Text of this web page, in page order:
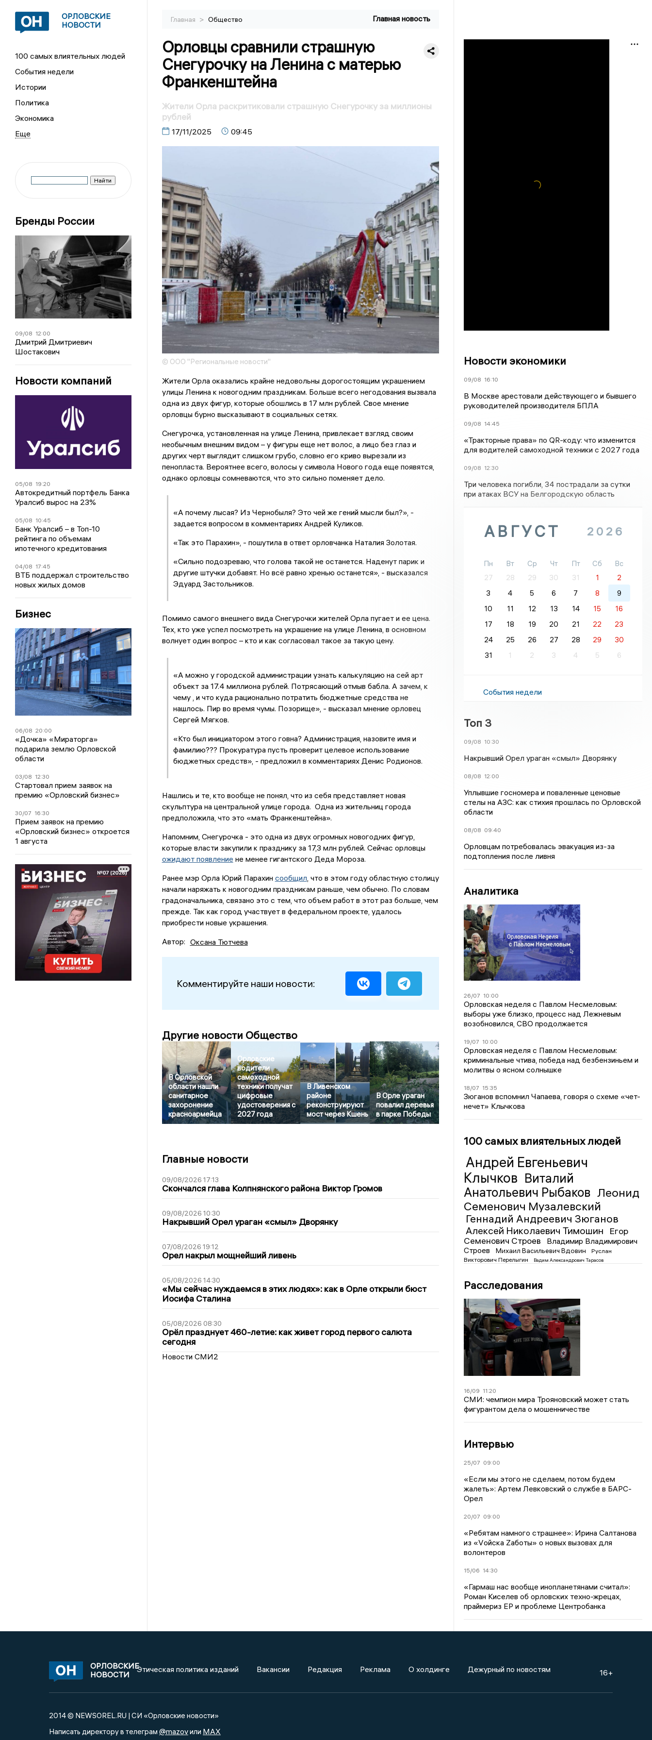
ОРЛОВСКИЕ
НОВОСТИ
100 самых влиятельных людей
События недели
Истории
Политика
Экономика
Бренды России
09/08 12:00
Дмитрий Дмитриевич
Шостакович
Новости компаний
05/08 19:20
Автокредитный портфель Банка
Уралсиб вырос на 23%
05/08 10:45
Банк Уралсиб – в Топ-10
рейтинга по объемам
ипотечного кредитования
04/08 17:45
ВТБ поддержал строительство
новых жилых домов
Бизнес
06/08 20:00
«Дочка» «Мираторга»
подарила землю Орловской
области
03/08 12:30
Стартовал прием заявок на
премию «Орловский бизнес»
30/07 16:30
Прием заявок на премию
«Орловский бизнес» откроется
1 августа
Главная > Общество Главная новость
Орловцы сравнили страшную
Снегурочку на Ленина с матерью
Франкенштейна
Жители Орла раскритиковали страшную Снегурочку за миллионы
рублей
17/11/2025 09:45
© ООО "Региональные новости"
Жители Орла оказались крайне недовольны дорогостоящим украшением
улицы Ленина к новогодним праздникам. Больше всего негодования вызвала
одна из двух фигур, которые обошлись в 17 млн рублей. Свое мнение
орловцы бурно высказывают в социальных сетях.
Снегурочка, установленная на улице Ленина, привлекает взгляд своим
необычным внешним видом – у фигуры еще нет волос, а лицо без глаз и
других черт выглядит слишком грубо, словно его криво вырезали из
пенопласта. Вероятнее всего, волосы у символа Нового года еще появятся,
однако орловцы сомневаются, что это сильно поменяет дело.
«А почему лысая? Из Чернобыля? Это чей же гений мысли был?», -
задается вопросом в комментариях Андрей Куликов.
«Так это Парахин», - пошутила в ответ орловчанка Наталия Золотая.
«Сильно подозреваю, что голова такой не останется. Наденут парик и
другие штучки добавят. Но всё равно хренью останется», - высказался
Эдуард Застольников.
Помимо самого внешнего вида Снегурочки жителей Орла пугает и ее цена.
Тех, кто уже успел посмотреть на украшение на улице Ленина, в основном
волнует один вопрос – кто и как согласовал такое за такую цену.
«А можно у городской администрации узнать калькуляцию на сей арт
объект за 17.4 миллиона рублей. Потрясающий отмыв бабла. А зачем, к
чему , и что куда рационально потратить бюджетные средства не
нашлось. Пир во время чумы. Позорище», - высказал мнение орловец
Сергей Мягков.
«Кто был инициатором этого говна? Администрация, назовите имя и
фамилию??? Прокуратура пусть проверит целевое использование
бюджетных средств», - предложил в комментариях Денис Родионов.
Нашлись и те, кто вообще не понял, что из себя представляет новая
скульптура на центральной улице города. Одна из жительниц города
предположила, что это «мать Франкенштейна».
Напомним, Снегурочка - это одна из двух огромных новогодних фигур,
которые власти закупили к празднику за 17,3 млн рублей. Сейчас орловцы
ожидают появление не менее гигантского Деда Мороза.
Ранее мэр Орла Юрий Парахин сообщил, что в этом году областную столицу
начали наряжать к новогодним праздникам раньше, чем обычно. По словам
градоначальника, связано это с тем, что объем работ в этот раз больше, чем
прежде. Так как город участвует в федеральном проекте, удалось
приобрести новые украшения.
Автор: Оксана Тютчева
Комментируйте наши новости:
Другие новости Общество
В Орловской
области нашли
санитарное
захоронение
красноармейца
Орловские
водители
самоходной
техники получат
цифровые
удостоверения с
2027 года
В Ливенском
районе
реконструируют
мост через Кшень
В Орле ураган
повалил деревья
в парке Победы
Главные новости
09/08/2026 17:13
Скончался глава Колпнянского района Виктор Громов
09/08/2026 10:30
Накрывший Орел ураган «смыл» Дворянку
07/08/2026 19:12
Орел накрыл мощнейший ливень
05/08/2026 14:30
«Мы сейчас нуждаемся в этих людях»: как в Орле открыли бюст
Иосифа Сталина
05/08/2026 08:30
Орёл празднует 460-летие: как живет город первого салюта
сегодня
Новости СМИ2
Новости экономики
09/08 16:10
В Москве арестовали действующего и бывшего
руководителей производителя БПЛА
09/08 14:45
«Тракторные права» по QR-коду: что изменится
для водителей самоходной техники с 2027 года
09/08 12:30
Три человека погибли, 34 пострадали за сутки
при атаках ВСУ на Белгородскую область
АВГУСТ 2026
Пн Вт Ср Чт Пт Сб
Вс
27
28 29 30 31 1
2
3
4 5 6 7 8
9
10
11 12 13 14 15
16
17
18 19 20 21 22
23
24
25 26 27 28 29
30
31
1 2 3 4 5 6
События недели
Топ 3
09/08 10:30
Накрывший Орел ураган «смыл» Дворянку
08/08 12:00
Уплывшие госномера и поваленные ценовые
стелы на АЗС: как стихия прошлась по Орловской
области
08/08 09:40
Орловцам потребовалась эвакуация из-за
подтопления после ливня
Аналитика
26/07 10:00
Орловская неделя с Павлом Несмеловым:
выборы уже близко, процесс над Лежневым
возобновился, СВО продолжается
19/07 10:00
Орловская неделя с Павлом Несмеловым:
криминальные чтива, победа над безбензиньем и
молитвы о ясном солнышке
18/07 15:35
Зюганов вспомнил Чапаева, говоря о схеме «чет-
нечет» Клычкова
100 самых влиятельных людей
Андрей Евгеньевич
Клычков Виталий
Анатольевич Рыбаков Леонид
Семенович Музалевский
Геннадий Андреевич Зюганов
Алексей Николаевич Тимошин
Егор
Семенович Строев
Владимир Владимирович
Строев
Михаил Васильевич Вдовин
Руслан
Викторович Перелыгин
Вадим Александрович Тарасов
Расследования
16/09 11:20
СМИ: чемпион мира Трояновский может стать
фигурантом дела о мошенничестве
Интервью
25/07 09:00
«Если мы этого не сделаем, потом будем
жалеть»: Артем Левковский о службе в БАРС-
Орел
20/07 09:00
«Ребятам намного страшнее»: Ирина Салтанова
из «Vойска Zаботы» о новых вызовах для
волонтеров
15/06 14:30
«Гармаш нас вообще инопланетянами считал»:
Роман Киселев об орловских техно-жрецах,
праймериз ЕР и проблеме Центробанка
ОРЛОВСКИЕ
НОВОСТИ
Этическая политика изданий Вакансии Редакция Реклама О холдинге Дежурный по новостям 16+
2014 © NEWSOREL.RU | СИ «Орловские новости»
Написать директору в телеграм @mazovили MAX